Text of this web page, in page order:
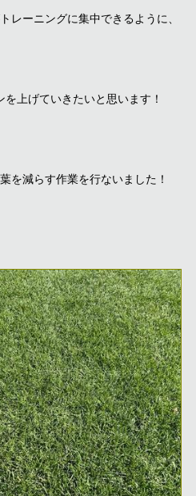
レーニングに集中できるように、
上げていきたいと思います！
を減らす作業を行ないました！